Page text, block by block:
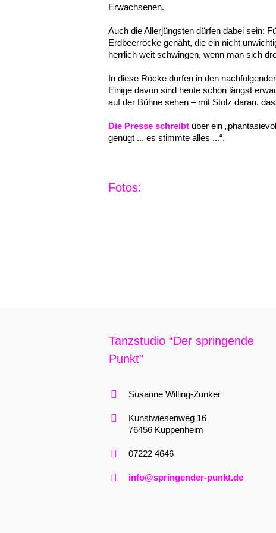
Erwachsenen.
Auch die Aller­jüngs­ten dürfen dabei sein:
Erdbeer­rö­cke genäht, die ein nicht
herr­lich weit schwin­gen, wenn man sich
In diese Röcke dürfen in den
Eini­ge davon sind heute schon längst
auf der Bühne sehen – mit Stolz daran,
Die Pres­se schreibt über ein
genügt ... es stimm­te alles ...“.
Fotos:
Tanzstudio “Der springende
Punkt”
Susanne Willing-Zunker
Kunstwiesenweg 16
76456 Kuppenheim
07222 4646
info@springender-punkt.de